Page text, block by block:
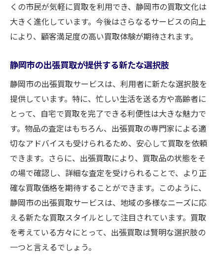
くの市民が気軽に買取を利用でき、静岡市の買取文化は
大きく進化しています。今後はさらなるサービスの向上
により、顧客満足度の高い買取体験が期待されます。
静岡市の出張買取が提供する新たな選択肢
静岡市の出張買取サービスは、利用者に新たな選択肢を
提供しています。特に、忙しい生活を送る方や高齢者に
とって、自宅で買取を完了できる利便性は大きな魅力で
す。物品の査定はもちろん、出張買取の専門家による適
切なアドバイスも受けられるため、安心して買取を依頼
できます。さらに、出張買取により、買取品の状態をそ
の場で確認し、詳細な査定を受けられることで、より正
確な買取価格を期待することができます。このように、
静岡市の出張買取サービスは、地域の多様なニーズに応
える新たな買取スタイルとして注目されています。買取
を考えている方々にとって、出張買取は賢明な選択肢の
一つと言えるでしょう。